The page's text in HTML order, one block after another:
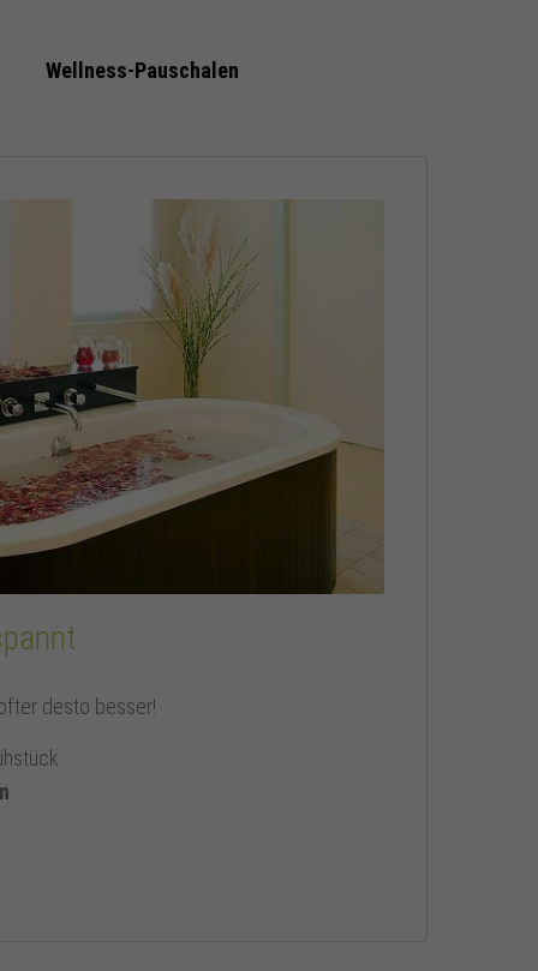
Wellness-Pauschalen
desto besser!